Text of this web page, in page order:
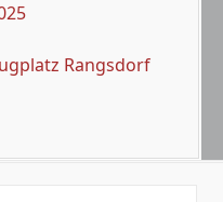
Rangsdorf